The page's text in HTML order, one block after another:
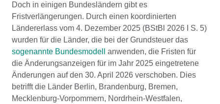
Doch in einigen Bundesländern gibt es
Fristverlängerungen. Durch einen koordinierten
Ländererlass vom 4. Dezember 2025 (BStBl 2026 I S. 5)
wurden für die Länder, die bei der Grundsteuer das
sogenannte Bundesmodell
anwenden, die Fristen für
die Änderungsanzeigen für im Jahr 2025 eingetretene
Änderungen auf den 30. April 2026 verschoben. Dies
betrifft die Länder Berlin, Brandenburg, Bremen,
Mecklenburg-Vorpommern, Nordrhein-Westfalen,